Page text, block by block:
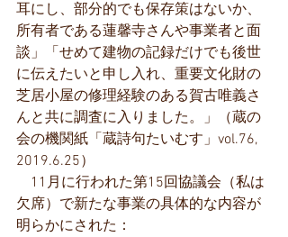
耳にし、部分的でも保存策はないか、
所有者である蓮馨寺さんや事業者と面
談」「せめて建物の記録だけでも後世
に伝えたいと申し入れ、重要文化財の
芝居小屋の修理経験のある賀古唯義さ
んと共に調査に入りました。」（蔵の
会の機関紙「蔵詩句たいむす」vol.76,
2019.6.25）
11月に行われた第15回協議会（私は
欠席）で新たな事業の具体的な内容が
明らかにされた：